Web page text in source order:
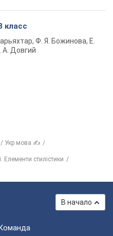
класс
Ф. Я. Божинова, Е.
А. Довгий
Укр мова ✍
Елементи стилістики
В начало